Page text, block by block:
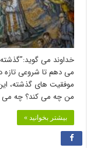
خداوند می
می دهم تا شروعی تازه
موفقیت های گذشته،
من چه می کند؟ چه می
بیشتر بخوانید »